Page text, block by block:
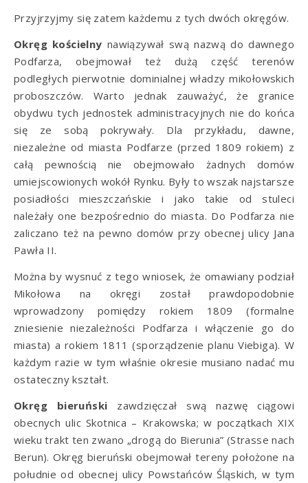
Przyjrzyjmy się zatem każdemu z tych dwóch okręgów.
Okręg kościelny nawiązywał swą nazwą do dawnego
Podfarza, obejmował też dużą część terenów
podległych pierwotnie dominialnej władzy mikołowskich
proboszczów. Warto jednak zauważyć, że granice
obydwu tych jednostek administracyjnych nie do końca
się ze sobą pokrywały. Dla przykładu, dawne,
niezależne od miasta Podfarze (przed 1809 rokiem) z
całą pewnością nie obejmowało żadnych domów
umiejscowionych wokół Rynku. Były to wszak najstarsze
posiadłości mieszczańskie i jako takie od stuleci
należały one bezpośrednio do miasta. Do Podfarza nie
zaliczano też na pewno domów przy obecnej ulicy Jana
Pawła II.
Można by wysnuć z tego wniosek, że omawiany podział
Mikołowa na okręgi został prawdopodobnie
wprowadzony pomiędzy rokiem 1809 (formalne
zniesienie niezależności Podfarza i włączenie go do
miasta) a rokiem 1811 (sporządzenie planu Viebiga). W
każdym razie w tym właśnie okresie musiano nadać mu
ostateczny kształt.
Okręg bieruński zawdzięczał swą nazwę ciągowi
obecnych ulic Skotnica – Krakowska; w początkach XIX
wieku trakt ten zwano „drogą do Bierunia” (Strasse nach
Berun). Okręg bieruński obejmował tereny położone na
południe od obecnej ulicy Powstańców Śląskich, w tym